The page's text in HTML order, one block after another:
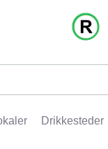
Drikkesteder